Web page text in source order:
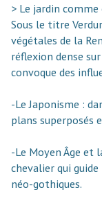
> Le jardin
Sous le titre
végétales de la
réflexion dense
convoque des
-Le Japonisme :
plans superposés
-Le Moyen Âge et
chevalier qui
néo-gothiques.